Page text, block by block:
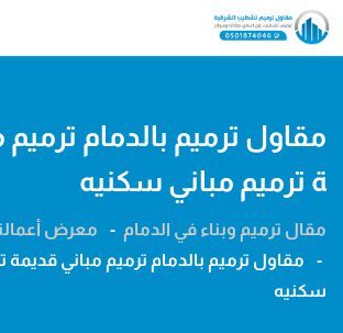
Skip
مقاول ترميم بالدمام
ة ترميم مباني سكنيه
مقال ترميم وبناء في الدمام - معرض
-
مقاول ترميم بالدمام ترميم مباني قديمة
سكنيه